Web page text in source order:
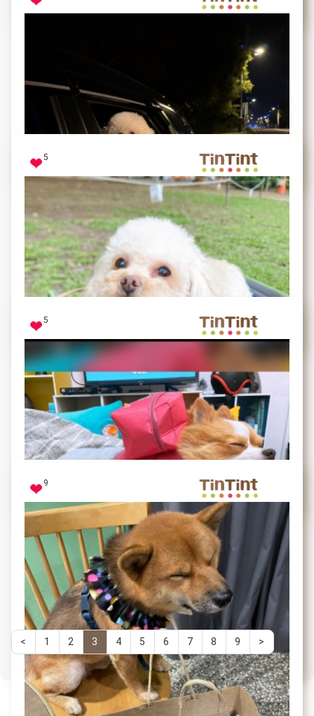
霸子
在跟布丁玩～，很認真看我手上的逗貓棒
我看你要拍多久 …
5
無時無刻想要討抱跟陪玩的時候總會用盡各種方法吸引
5
我是很兇的外送員
球球
9
< 1 2 3 4 5 6 7 8 9 >
頁